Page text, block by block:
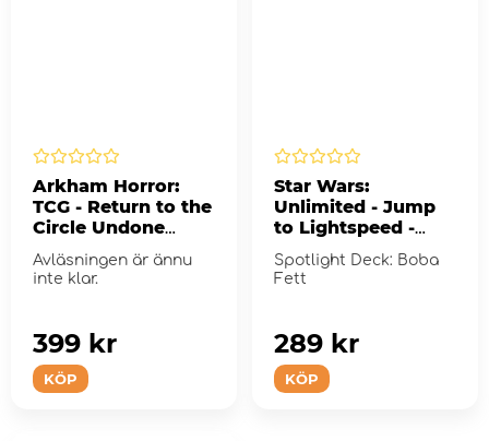
Arkham Horror:
TCG - Return to the
Circle Undone
(Exp.)
Avläsningen är ännu
inte klar.
KÖP
399 kr
Star Wars:
Unlimited - Jump
to Lightspeed -
Boba Fett
Spotlight Deck: Boba
Fett
KÖP
289 kr